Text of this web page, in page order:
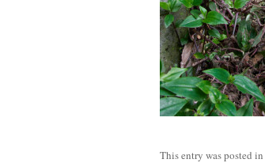
This entry was posted in